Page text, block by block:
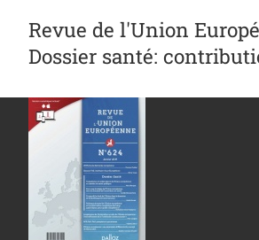
Revue de l'Union
Dossier santé: